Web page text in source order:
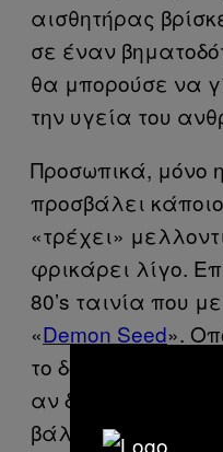
αισθητήρας
σε έναν
θα μπορούσε να
την υγεία του
Προσωπικά, μόνο
προσβάλει
«τρέχει»
φρικάρει λίγο.
80’s ταινία που
«Demon Seed».
το δοκιμάσουν
αν δεν έχουμε
βάλω και εγώ τη